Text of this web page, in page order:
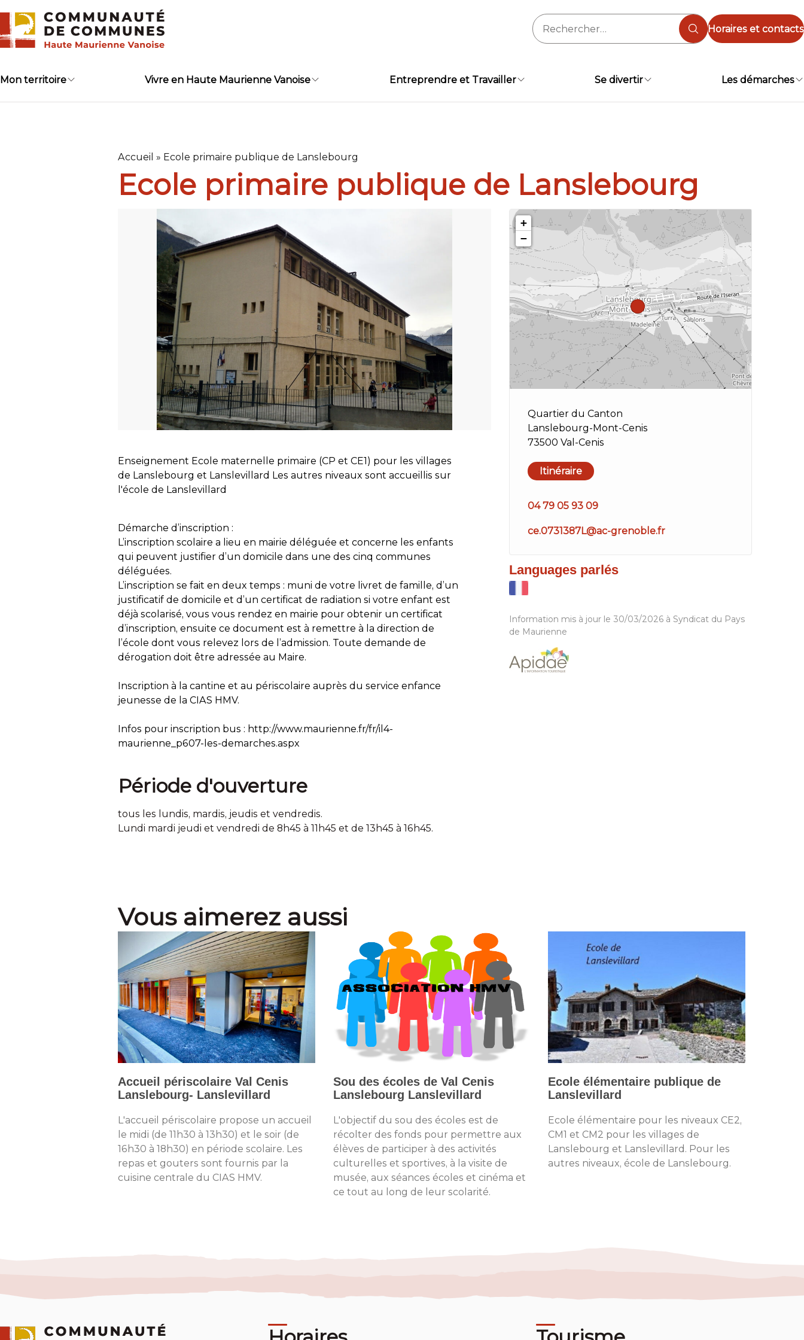
content
Rechercher :
Horaires et contacts
Mon territoire Vivre en Haute Maurienne Vanoise Entreprendre et Travailler Se divertir Les démarches
Accueil » Ecole primaire publique de Lanslebourg
Ecole primaire publique de Lanslebourg
Enseignement Ecole maternelle primaire (CP et CE1) pour les villages
de Lanslebourg et Lanslevillard Les autres niveaux sont accueillis sur
l'école de Lanslevillard
Démarche d’inscription :
L’inscription scolaire a lieu en mairie déléguée et concerne les enfants
qui peuvent justifier d’un domicile dans une des cinq communes
déléguées.
L’inscription se fait en deux temps : muni de votre livret de famille, d’un
justificatif de domicile et d’un certificat de radiation si votre enfant est
déjà scolarisé, vous vous rendez en mairie pour obtenir un certificat
d’inscription, ensuite ce document est à remettre à la direction de
l’école dont vous relevez lors de l’admission. Toute demande de
dérogation doit être adressée au Maire.
Inscription à la cantine et au périscolaire auprès du service enfance
jeunesse de la CIAS HMV.
Infos pour inscription bus : http://www.maurienne.fr/fr/il4-
maurienne_p607-les-demarches.aspx
Période d'ouverture
tous les lundis, mardis, jeudis et vendredis.
Lundi mardi jeudi et vendredi de 8h45 à 11h45 et de 13h45 à 16h45.
+
−
Quartier du Canton
Lanslebourg-Mont-Cenis
73500 Val-Cenis
Itinéraire
04 79 05 93 09
ce.0731387L@ac-grenoble.fr
Languages parlés
Information mis à jour le 30/03/2026 à Syndicat du Pays
de Maurienne
Vous aimerez aussi
Accueil périscolaire Val Cenis
Lanslebourg- Lanslevillard
L'accueil périscolaire propose un accueil
le midi (de 11h30 à 13h30) et le soir (de
16h30 à 18h30) en période scolaire. Les
repas et gouters sont fournis par la
cuisine centrale du CIAS HMV.
Sou des écoles de Val Cenis
Lanslebourg Lanslevillard
L'objectif du sou des écoles est de
récolter des fonds pour permettre aux
élèves de participer à des activités
culturelles et sportives, à la visite de
musée, aux séances écoles et cinéma et
ce tout au long de leur scolarité.
Ecole élémentaire publique de
Lanslevillard
Ecole élémentaire pour les niveaux CE2,
CM1 et CM2 pour les villages de
Lanslebourg et Lanslevillard. Pour les
autres niveaux, école de Lanslebourg.